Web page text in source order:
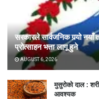
सरकारले सार्वजनिक गर्‍यो
प्रोत्साहन भत्ता लागू हुने
AUGUST 6, 2026
मुसुरोको दाल :
आवश्यक